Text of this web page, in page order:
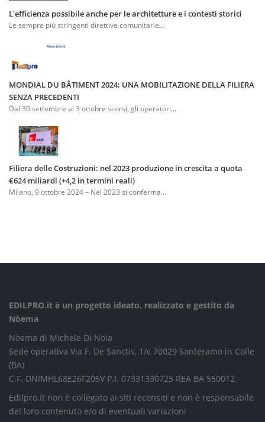
L'efficienza possibile anche per le architetture e i contesti storici
Le sempre più stringenti direttive comunitarie...
MONDIAL DU BÂTIMENT 2024: UNA MOBILITAZIONE DELLA FILIERA
SENZA PRECEDENTI
Dal 30 settembre al 3 ottobre scorsi, gli operatori...
Filiera delle Costruzioni: nel 2023 produzione in crescita a quota
€624 miliardi (+4,2 in termini reali)
Milano, 9 ottobre 2024 – Nel 2023 si conferma...
EDILPRO.it è un progetto ideato, realizzato e gestito da
Nòema
Nòema di Michele Di Noia
Sede operativa Via F. De Sanctis, 1/c 70029 Santeramo in Colle
(BA)
C.F. DNIMHL68E26F205V P.I. 07331330725 REA BA 550012
Edilpro.it non è collegato ai siti recensiti e non è responsabile
del loro contenuto e/o di eventuali variazioni